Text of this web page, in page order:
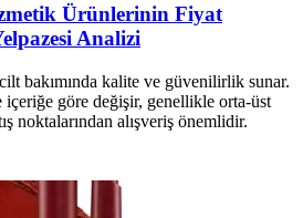
Ürünlerinin Fiyat
Analizi
bakımında kalite ve güvenilirlik sunar.
göre değişir, genellikle orta-üst
noktalarından alışveriş önemlidir.